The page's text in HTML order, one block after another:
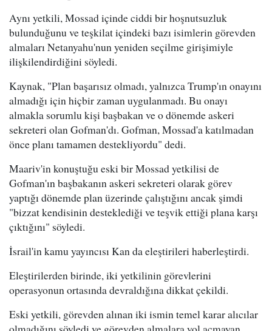
Aynı yetkili, Mossad içinde ciddi bir hoşnutsuzluk
bulunduğunu ve teşkilat içindeki bazı isimlerin görevden
almaları Netanyahu'nun yeniden seçilme girişimiyle
ilişkilendirdiğini söyledi.
Kaynak, "Plan başarısız olmadı, yalnızca Trump'ın onayını
almadığı için hiçbir zaman uygulanmadı. Bu onayı
almakla sorumlu kişi başbakan ve o dönemde askeri
sekreteri olan Gofman'dı. Gofman, Mossad'a katılmadan
önce planı tamamen destekliyordu" dedi.
Maariv'in konuştuğu eski bir Mossad yetkilisi de
Gofman'ın başbakanın askeri sekreteri olarak görev
yaptığı dönemde plan üzerinde çalıştığını ancak şimdi
"bizzat kendisinin desteklediği ve teşvik ettiği plana karşı
çıktığını" söyledi.
İsrail'in kamu yayıncısı Kan da eleştirileri haberleştirdi.
Eleştirilerden birinde, iki yetkilinin görevlerini
operasyonun ortasında devraldığına dikkat çekildi.
Eski yetkili, görevden alınan iki ismin temel karar alıcılar